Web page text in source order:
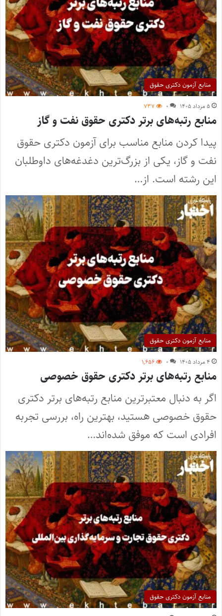
منابع آزمون دکتری حقوق
۵ مرداد ۱۴۰۵ ۰ ۷۳۷
منابع رتبه‌های برتر دکتری حقوق نفت و گاز
پیدا کردن منابع مناسب برای آزمون دکتری حقوق
نفت و گاز، یکی از بزرگ‌ترین دغدغه‌های داوطلبان
این رشته است. از…
منابع آزمون دکتری حقوق
۴ مرداد ۱۴۰۵ ۰ ۱,۶۵۶
منابع رتبه‌های برتر دکتری حقوق خصوصی
اگر به دنبال معتبرترین منابع رتبه‌های برتر دکتری
حقوق خصوصی هستید، بهترین راه، بررسی تجربه
افرادی است که موفق شده‌اند…
منابع آزمون دکتری حقوق